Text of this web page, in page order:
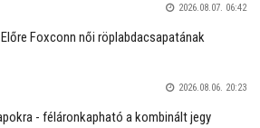
2026.08.07. 06:42
Foxconn női röplabdacsapatának
2026.08.06. 20:23
- féláronkapható a kombinált jegy